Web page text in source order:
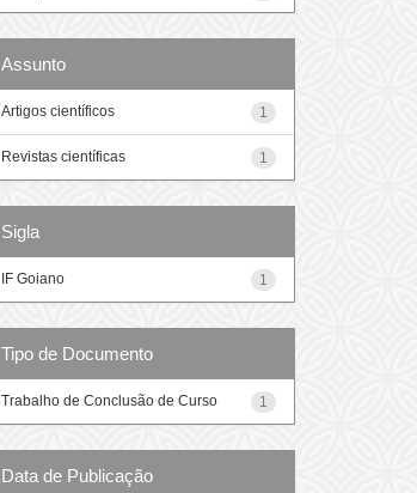
Assunto
1
Artigos científicos
1
Revistas científicas
Sigla
1
IF Goiano
Tipo de Documento
1
Trabalho de Conclusão de Curso
Data de Publicação